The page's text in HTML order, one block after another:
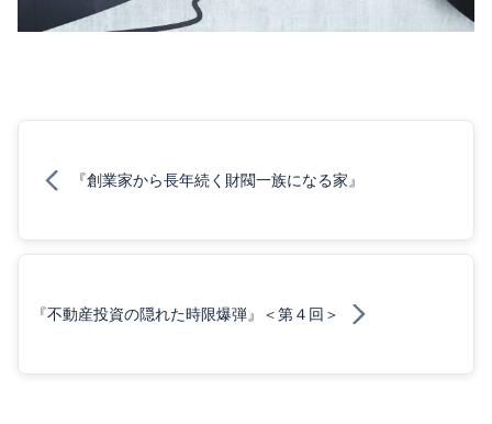
『創業家から長年続く財閥一族になる家』
『不動産投資の隠れた時限爆弾』＜第４回＞